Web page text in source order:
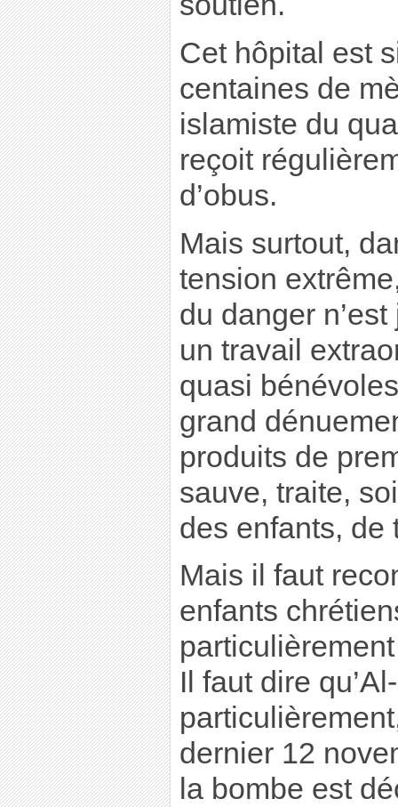
Cet hôpital est
centaines de
islamiste du
reçoit
d’obus.
Mais surtout,
tension
du danger
un travail
quasi
grand
produits de
sauve, traite,
des enfants, de
Mais il faut
enfants
Il faut dire
dernier 12
la bombe est